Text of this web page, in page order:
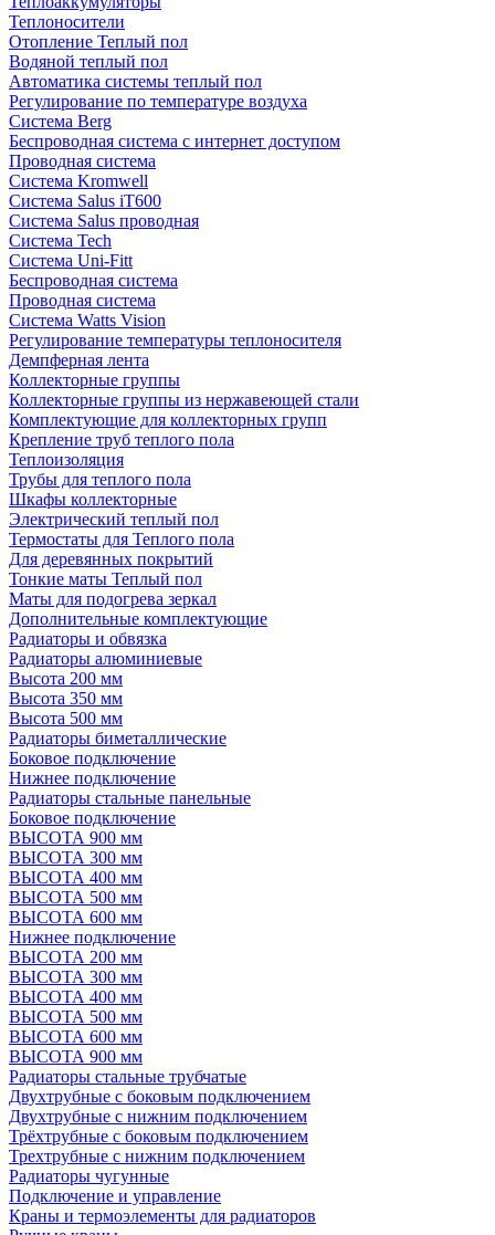
Теплоносители
Отопление Теплый пол
Водяной теплый пол
Автоматика системы теплый пол
Регулирование по температуре воздуха
Система Berg
Беспроводная система с интернет доступом
Проводная система
Система Kromwell
Система Salus iT600
Система Salus проводная
Система Tech
Система Uni-Fitt
Беспроводная система
Проводная система
Система Watts Vision
Регулирование температуры теплоносителя
Демпферная лента
Коллекторные группы
Коллекторные группы из нержавеющей стали
Комплектующие для коллекторных групп
Крепление труб теплого пола
Теплоизоляция
Трубы для теплого пола
Шкафы коллекторные
Электрический теплый пол
Термостаты для Теплого пола
Для деревянных покрытий
Тонкие маты Теплый пол
Маты для подогрева зеркал
Дополнительные комплектующие
Радиаторы и обвязка
Радиаторы алюминиевые
Высота 200 мм
Высота 350 мм
Высота 500 мм
Радиаторы биметаллические
Боковое подключение
Нижнее подключение
Радиаторы стальные панельные
Боковое подключение
ВЫСОТА 900 мм
ВЫСОТА 300 мм
ВЫСОТА 400 мм
ВЫСОТА 500 мм
ВЫСОТА 600 мм
Нижнее подключение
ВЫСОТА 200 мм
ВЫСОТА 300 мм
ВЫСОТА 400 мм
ВЫСОТА 500 мм
ВЫСОТА 600 мм
ВЫСОТА 900 мм
Радиаторы стальные трубчатые
Двухтрубные с боковым подключением
Двухтрубные с нижним подключением
Трёхтрубные с боковым подключением
Трехтрубные с нижним подключением
Радиаторы чугунные
Подключение и управление
Краны и термоэлементы для радиаторов